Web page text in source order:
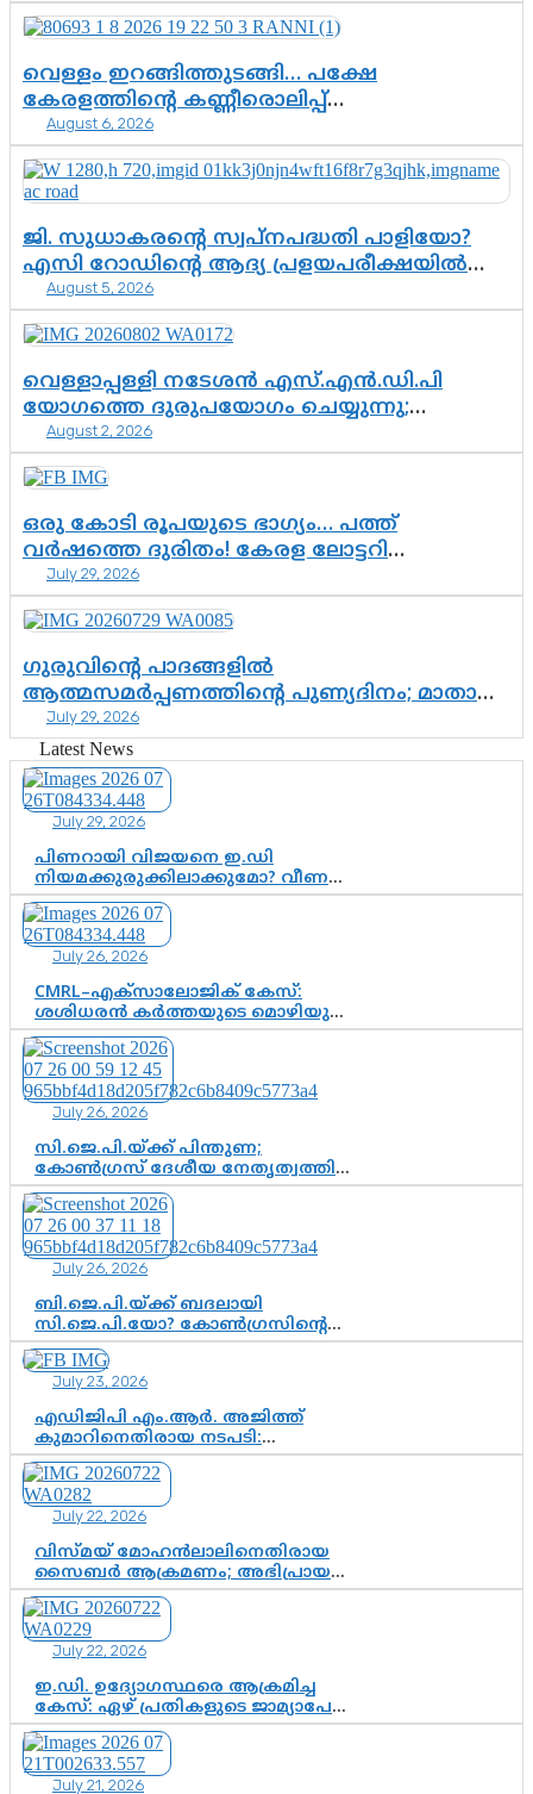
വെള്ളം ഇറങ്ങിത്തുടങ്ങി… പക്ഷേ
കേരളത്തിന്റെ കണ്ണീരൊലിപ്പ്
എന്നവസാനിക്കും?
August 6, 2026
ജി. സുധാകരന്റെ സ്വപ്നപദ്ധതി പാളിയോ?
എസി റോഡിന്റെ ആദ്യ പ്രളയപരീക്ഷയിൽ
ഉയരുന്നത് ഗുരുതര ചോദ്യങ്ങൾ
August 5, 2026
വെള്ളാപ്പള്ളി നടേശൻ എസ്.എൻ.ഡി.പി
യോഗത്തെ ദുരുപയോഗം ചെയ്യുന്നു;
ശ്രീനാരായണ പ്രസ്ഥാനത്തെ കാർന്നുതിന്നുന്ന
വിഷവിത്ത്: ഗോകുലം ഗോപാലൻ
August 2, 2026
ഒരു കോടി രൂപയുടെ ഭാഗ്യം… പത്ത്
വർഷത്തെ ദുരിതം! കേരള ലോട്ടറി
സംവിധാനത്തെ ചോദ്യം ചെയ്ത് കോയയുടെ
പോരാട്ടം
July 29, 2026
ഗുരുവിന്റെ പാദങ്ങളിൽ
ആത്മസമർപ്പണത്തിന്റെ പുണ്യദിനം; മാതാ
അമൃതാനന്ദമയി മഠത്തിൽ ഭക്തിസാന്ദ്രമായി
ഗുരുപൂർണിമ ആഘോഷം
July 29, 2026
Latest News
July 29, 2026
പിണറായി വിജയനെ ഇ.ഡി
നിയമക്കുരുക്കിലാക്കുമോ? വീണ
വിജയൻ മാപ്പുസാക്ഷിയാകുമോ?
കർത്തയുടെ മൊഴി നിർണായക
വഴിത്തിരിവാകുമോ?
July 26, 2026
CMRL–എക്‌സാലോജിക് കേസ്:
ശശിധരൻ കർത്തയുടെ മൊഴിയുടെ
അടിസ്ഥാനത്തിൽ പിണറായി
വിജയനെ ചോദ്യം ചെയ്യുന്നതിൽ ഉടൻ
തീരുമാനം; വീണയ്‌ക്കെതിരെ
കൂടുതൽ തെളിവുകൾ പരിശോധിച്ച്
ഇഡി
July 26, 2026
സി.ജെ.പി.യ്ക്ക് പിന്തുണ;
കോൺഗ്രസ് ദേശീയ നേതൃത്വത്തിൽ
ആശങ്കയോ? പാർട്ടിക്കുള്ളിൽ
ഭിന്നാഭിപ്രായമെന്ന വിലയിരുത്തൽ
July 26, 2026
ബി.ജെ.പി.യ്ക്ക് ബദലായി
സി.ജെ.പി.യോ? കോൺഗ്രസിന്റെ
രാഷ്ട്രീയ ഇടം കൈവശപ്പെടുത്താൻ
സിജെപി ഉയർന്നുകഴിഞ്ഞോ?
ഇന്ത്യൻ രാഷ്ട്രീയത്തിലെ പുതിയ
വഴിത്തിരിവ്
July 23, 2026
എഡിജിപി എം.ആർ. അജിത്ത്
കുമാറിനെതിരായ നടപടി:
സസ്പെൻഷനിൽ ഒതുങ്ങുമോ,
അതോ കൂടുതൽ കടുത്ത
നടപടികളിലേക്കോ?
July 22, 2026
വിസ്മയ് മോഹൻലാലിനെതിരായ
സൈബർ ആക്രമണം; അഭിപ്രായ
സ്വാതന്ത്ര്യത്തെ നിശ്ശബ്ദമാക്കുന്ന
ഡിജിറ്റൽ ഗുണ്ടായിസത്തിന് അറുതി
വേണം
July 22, 2026
ഇ.ഡി. ഉദ്യോഗസ്ഥരെ ആക്രമിച്ച
കേസ്: ഏഴ് പ്രതികളുടെ ജാമ്യാപേക്ഷ
വീണ്ടും തള്ളി; അന്വേഷണം തുടരാൻ
കോടതി അനുമതി
July 21, 2026